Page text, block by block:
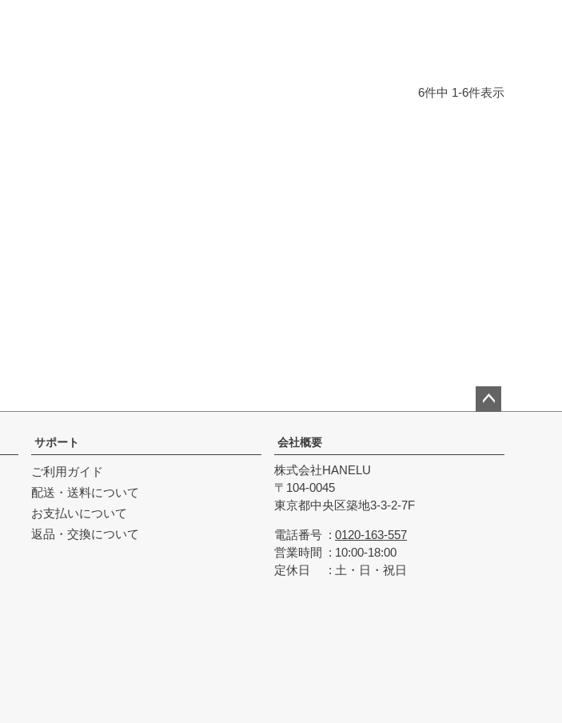
6件中 1-6件表示
ップ
サポート
ご利用ガイド
配送・送料について
お支払いについて
返品・交換について
会社概要
株式会社HANELU
104-0045
東京都中央区築地3-3-2-7F
電話番号
0120-163-557
営業時間
10:00-18:00
定休日
土・日・祝日